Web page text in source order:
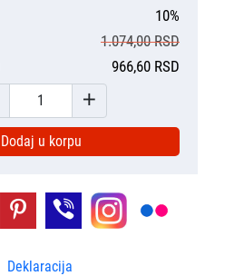
10%
1.074,00 RSD
966,60 RSD
Dodaj u korpu
Deklaracija